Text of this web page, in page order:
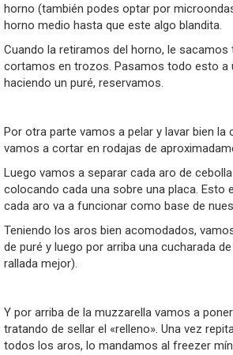
horno (también podes optar por
horno medio hasta que este algo blandita.
Cuando la retiramos del horno, le sacamos
cortamos en trozos. Pasamos todo esto a
haciendo un puré, reservamos.
Por otra parte vamos a pelar y lavar bien la
vamos a cortar en rodajas de
Luego vamos a separar cada aro de
colocando cada una sobre una placa. Esto
cada aro va a funcionar como base de
Teniendo los aros bien acomodados,
de puré y luego por arriba una cucharada
rallada mejor).
Y por arriba de la muzzarella vamos a
tratando de sellar el «relleno». Una vez
todos los aros, lo mandamos al freezer